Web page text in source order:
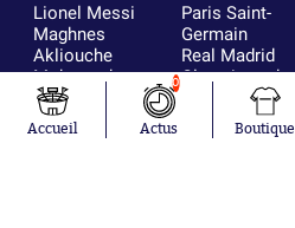
Lionel Messi
Maghnes
Akliouche
Mohamed
Salah
Neymar
Julián Álvarez
Paris Saint-
Germain
Real Madrid
Olympique de
Marseille
FC Barcelone
Accueil
0
Actus Boutique